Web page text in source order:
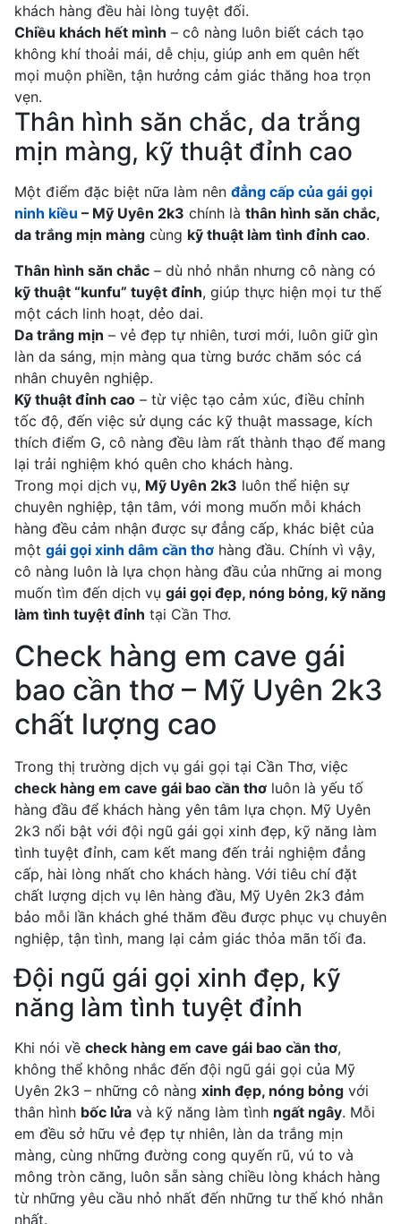
khách hàng đều hài lòng tuyệt đối.
Chiều khách hết mình – cô nàng luôn biết cách tạo
không khí thoải mái, dễ chịu, giúp anh em quên hết
mọi muộn phiền, tận hưởng cảm giác thăng hoa trọn
vẹn.
Thân hình săn chắc, da trắng
mịn màng, kỹ thuật đỉnh cao
Một điểm đặc biệt nữa làm nên đẳng cấp của gái gọi
ninh kiều – Mỹ Uyên 2k3 chính là thân hình săn chắc,
da trắng mịn màng cùng kỹ thuật làm tình đỉnh cao.
Thân hình săn chắc – dù nhỏ nhắn nhưng cô nàng có
kỹ thuật “kunfu” tuyệt đỉnh, giúp thực hiện mọi tư thế
một cách linh hoạt, dẻo dai.
Da trắng mịn – vẻ đẹp tự nhiên, tươi mới, luôn giữ gìn
làn da sáng, mịn màng qua từng bước chăm sóc cá
nhân chuyên nghiệp.
Kỹ thuật đỉnh cao – từ việc tạo cảm xúc, điều chỉnh
tốc độ, đến việc sử dụng các kỹ thuật massage, kích
thích điểm G, cô nàng đều làm rất thành thạo để mang
lại trải nghiệm khó quên cho khách hàng.
Trong mọi dịch vụ, Mỹ Uyên 2k3 luôn thể hiện sự
chuyên nghiệp, tận tâm, với mong muốn mỗi khách
hàng đều cảm nhận được sự đẳng cấp, khác biệt của
một gái gọi xinh dâm cần thơ hàng đầu. Chính vì vậy,
cô nàng luôn là lựa chọn hàng đầu của những ai mong
muốn tìm đến dịch vụ gái gọi đẹp, nóng bỏng, kỹ năng
làm tình tuyệt đỉnh tại Cần Thơ.
Check hàng em cave gái
bao cần thơ – Mỹ Uyên 2k3
chất lượng cao
Trong thị trường dịch vụ gái gọi tại Cần Thơ, việc
check hàng em cave gái bao cần thơ luôn là yếu tố
hàng đầu để khách hàng yên tâm lựa chọn. Mỹ Uyên
2k3 nổi bật với đội ngũ gái gọi xinh đẹp, kỹ năng làm
tình tuyệt đỉnh, cam kết mang đến trải nghiệm đẳng
cấp, hài lòng nhất cho khách hàng. Với tiêu chí đặt
chất lượng dịch vụ lên hàng đầu, Mỹ Uyên 2k3 đảm
bảo mỗi lần khách ghé thăm đều được phục vụ chuyên
nghiệp, tận tình, mang lại cảm giác thỏa mãn tối đa.
Đội ngũ gái gọi xinh đẹp, kỹ
năng làm tình tuyệt đỉnh
Khi nói về check hàng em cave gái bao cần thơ,
không thể không nhắc đến đội ngũ gái gọi của Mỹ
Uyên 2k3 – những cô nàng xinh đẹp, nóng bỏng với
thân hình bốc lửa và kỹ năng làm tình ngất ngây. Mỗi
em đều sở hữu vẻ đẹp tự nhiên, làn da trắng mịn
màng, cùng những đường cong quyến rũ, vú to và
mông tròn căng, luôn sẵn sàng chiều lòng khách hàng
từ những yêu cầu nhỏ nhất đến những tư thế khó nhằn
nhất.